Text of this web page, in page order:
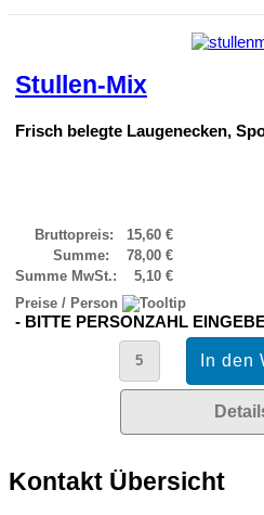
Stullen-Mix
Frisch belegte Laugenecken,
Bruttopreis:
15,60 €
Summe:
78,00 €
Summe MwSt.:
5,10 €
Preise / Person
- BITTE PERSONZAHL
Kontakt Übersicht